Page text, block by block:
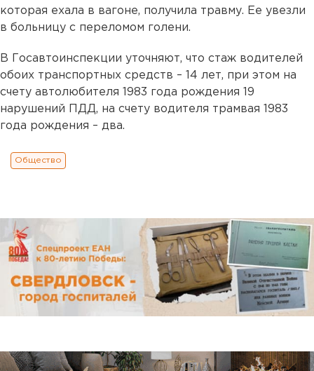
которая ехала в вагоне, получила травму. Ее увезли
в больницу с переломом голени.
В Госавтоинспекции уточняют, что стаж водителей
обоих транспортных средств – 14 лет, при этом на
счету автолюбителя 1983 года рождения 19
нарушений ПДД, на счету водителя трамвая 1983
года рождения – два.
Общество